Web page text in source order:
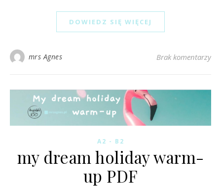
DOWIEDZ SIĘ WIĘCEJ
mrs Agnes Brak komentarzy
A2 - B2
my dream holiday warm-
up PDF